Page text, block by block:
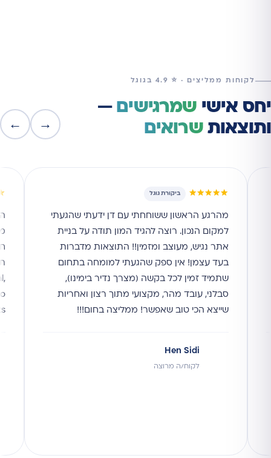
לקוחות ממליצים · ⭐ 4.9 בגוגל
יחס אישי שמרגישים —
ותוצאותשרואים →
←
★★★★★ ביקורת גוגל
מהרגע הראשון ששוחחתי עם דן ידעתי שהגעתי
למקום הנכון. רוצה להגיד המון תודה על בניית
אתר נגיש, מעוצב ומזמין!! התוצאות מדברות
בעד עצמן! אין ספק שהגעתי למומחה בתחום
שתמיד זמין לכל בקשה (מצרך נדיר בימינו),
סבלני, עובד מהר, מקצועי מתוך רצון ואחריות
שייצא הכי טוב שאפשר! ממליצה בחום!!!
Hen Sidi
לקוח/ה מרוצה